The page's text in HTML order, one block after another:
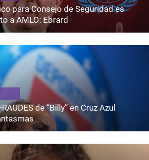
para Consejo de Seguridad es
a AMLO: Ebrard
de “Billy” en Cruz Azul